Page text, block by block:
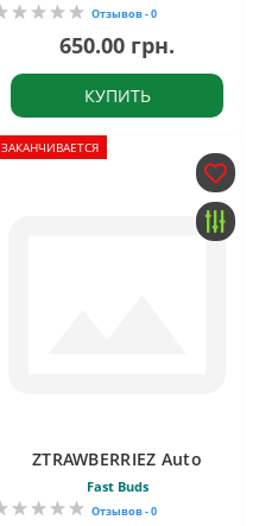
Отзывов - 0
650.00 грн.
КУПИТЬ
ЗАКАНЧИВАЕТСЯ
ZTRAWBERRIEZ Auto
Fast Buds
Отзывов - 0